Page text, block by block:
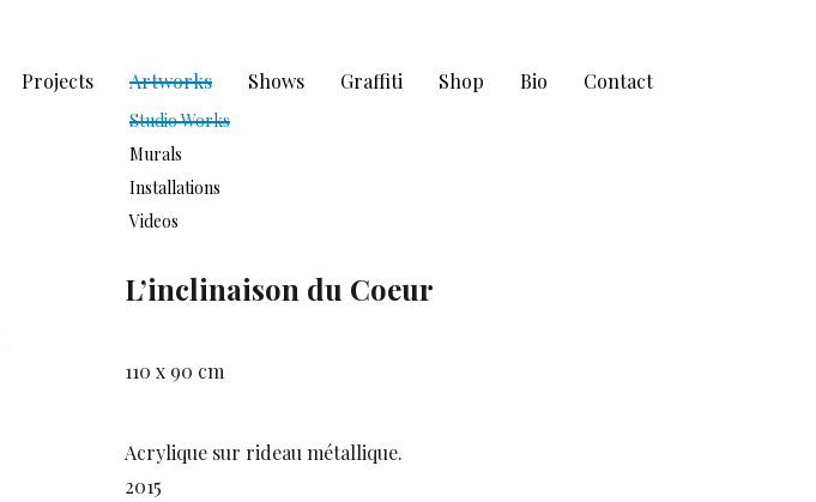
Projects Artworks
Studio Works
Murals
Installations
Videos
Shows Graffiti Shop Bio Contact
L’inclinaison du Coeur
110 x 90 cm
Acrylique sur rideau métallique.
2015